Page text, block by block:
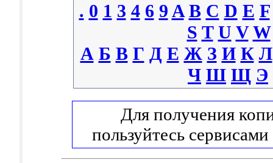
. 0 1 3 4 6 9 A B C D E F
S T U V W
А Б В Г Д Е Ж З И К Л
Ч Ш Щ Э
Для получения
пользуйтесь сервисами